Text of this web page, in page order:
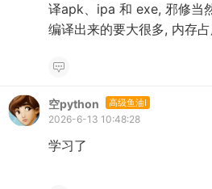
译apk、ipa 和 exe, 邪修当
编译出来的要大很多, 内存
空python 高级鱼油I
2026-6-13 10:48:28
学习了